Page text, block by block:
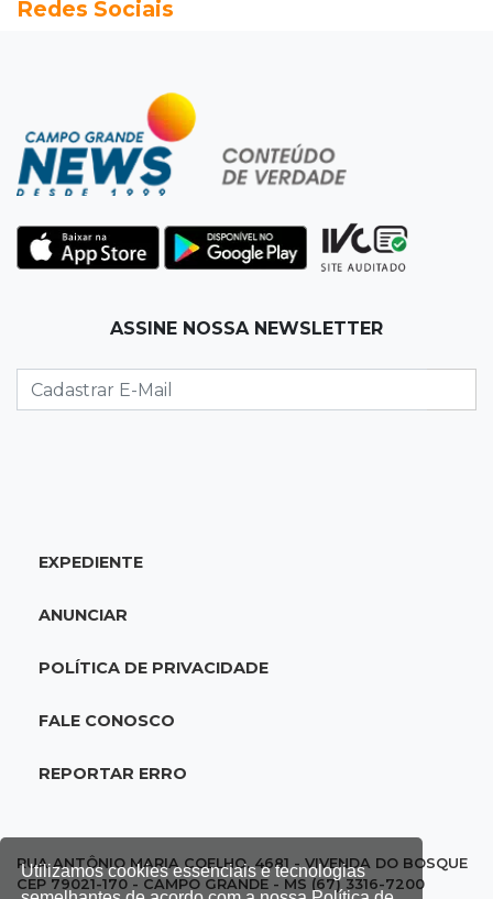
Utilizamos cookies essenciais e tecnologias
poste de energia elétrica
Campo Grande tem quatro interdições no
trânsito neste domingo
07:45Dia dos Pais
hoje paga um preço alto?
Pais passam kung-fu de geração em geração
Feira Central encerra Festival do Sobá com
Domingo terá calor de 38°C, tempo seco e
07:10Amor que acolhe
Eles cancelaram viagem à Europa porque o
Redes Sociais
ASSINE NOSSA NEWSLETTER
EXPEDIENTE
ANUNCIAR
POLÍTICA DE PRIVACIDADE
FALE CONOSCO
REPORTAR ERRO
RUA ANTÔNIO MARIA COELHO, 4681 - VIVENDA DO BOSQUE
CEP 79021-170 - CAMPO GRANDE - MS (67) 3316-7200